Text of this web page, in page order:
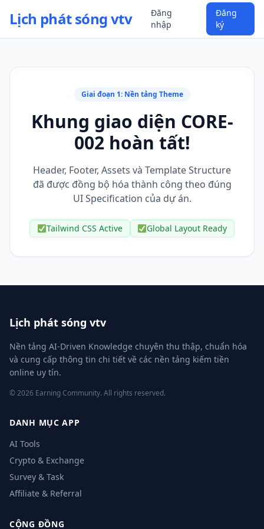
Lịch phát sóng vtv
Đăng
nhập
Đăng
ký
Giai đoạn 1: Nền tảng Theme
Khung giao diện CORE-
002 hoàn tất!
Header, Footer, Assets và Template Structure
đã được đồng bộ hóa thành công theo đúng
UI Specification của dự án.
Tailwind CSS Active Global Layout Ready
Lịch phát sóng vtv
Nền tảng AI-Driven Knowledge chuyên thu thập, chuẩn hóa
và cung cấp thông tin chi tiết về các nền tảng kiếm tiền
online uy tín.
© 2026 Earning Community. All rights reserved.
DANH MỤC APP
AI Tools
Crypto & Exchange
Survey & Task
Affiliate & Referral
CỘNG ĐỒNG